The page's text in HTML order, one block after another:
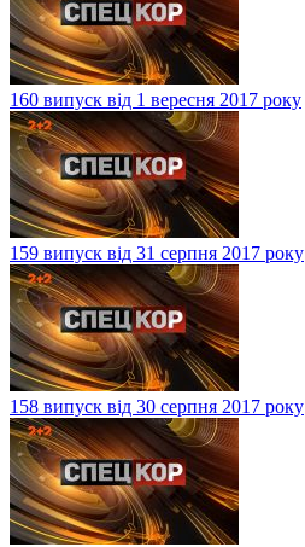
160 випуск від 1 вересня 2017 року
159 випуск від 31 серпня 2017 року
158 випуск від 30 серпня 2017 року